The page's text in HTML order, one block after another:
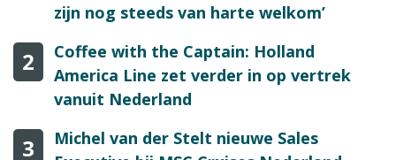
zijn nog steeds van harte welkom’
2
Coffee with the Captain: Holland
America Line zet verder in op vertrek
vanuit Nederland
3
Michel van der Stelt nieuwe Sales